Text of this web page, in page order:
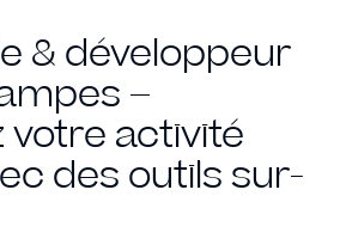
& développeur
–
votre activité
des outils sur-